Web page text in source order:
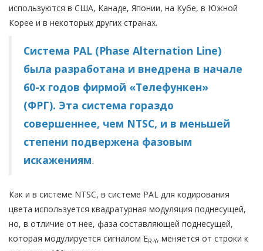
используются в США, Канаде, Японии, на Кубе, в Южной
Корее и в некоторых других странах.
Система PAL (Phase Alternation Line)
была разработана и внедрена в начале
60-х годов фирмой «Телефункен»
(ФРГ). Эта система гораздо
совершеннее, чем NTSC, и в меньшей
степени подвержена фазовым
искажениям.
Как и в системе NTSC, в системе PAL для кодирования
цвета используется квадратур­ная модуляция поднесущей,
но, в отличие от нее, фаза составляющей поднесущей,
которая модулируется сигналом ER-Y, меняется от строки к